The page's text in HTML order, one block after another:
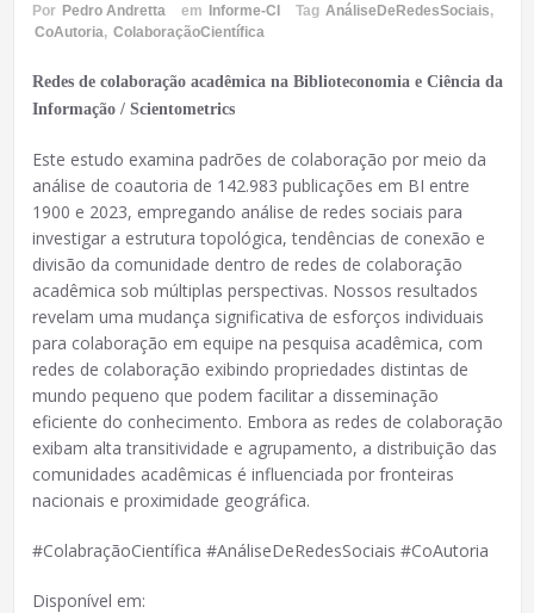
Por Pedro Andretta em Informe-CI Tag AnáliseDeRedesSociais,
CoAutoria, ColaboraçãoCientífica
Redes de colaboração acadêmica na Biblioteconomia e Ciência da
Informação / Scientometrics
Este estudo examina padrões de colaboração por meio da
análise de coautoria de 142.983 publicações em BI entre
1900 e 2023, empregando análise de redes sociais para
investigar a estrutura topológica, tendências de conexão e
divisão da comunidade dentro de redes de colaboração
acadêmica sob múltiplas perspectivas. Nossos resultados
revelam uma mudança significativa de esforços individuais
para colaboração em equipe na pesquisa acadêmica, com
redes de colaboração exibindo propriedades distintas de
mundo pequeno que podem facilitar a disseminação
eficiente do conhecimento. Embora as redes de colaboração
exibam alta transitividade e agrupamento, a distribuição das
comunidades acadêmicas é influenciada por fronteiras
nacionais e proximidade geográfica.
#ColabraçãoCientífica #AnáliseDeRedesSociais #CoAutoria
Disponível em: